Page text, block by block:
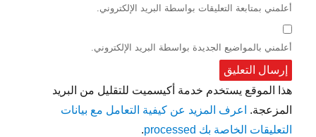
أعلمني بمتابعة التعليقات بواسطة البريد الإلكتروني.
أعلمني بالمواضيع الجديدة بواسطة البريد الإلكتروني.
هذا الموقع يستخدم خدمة أكيسميت للتقليل من البريد
المزعجة.
اعرف المزيد عن كيفية التعامل مع بيانات
التعليقات الخاصة بك processed
.